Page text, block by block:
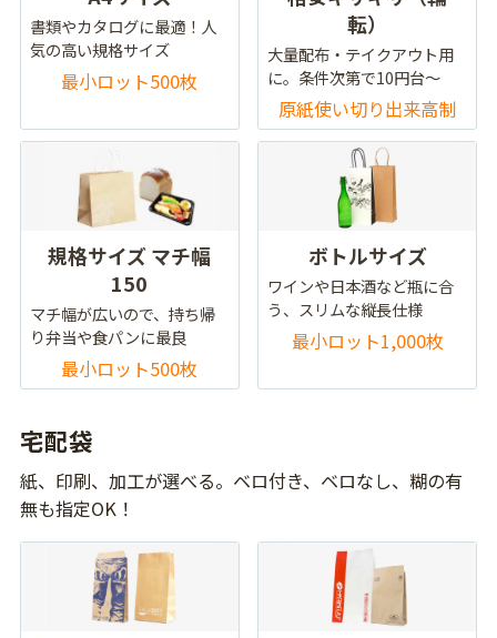
書類やカタログに最適！人
気の高い規格サイズ
最小ロット500枚
転）
大量配布・テイクアウト用
に。条件次第で10円台～
原紙使い切り出来高制
規格サイズ マチ幅
150
マチ幅が広いので、持ち帰
り弁当や食パンに最良
最小ロット500枚
ボトルサイズ
ワインや日本酒など瓶に合
う、スリムな縦長仕様
最小ロット1,000枚
宅配袋
紙、印刷、加工が選べる。ベロ付き、ベロなし、糊の有
無も指定OK！